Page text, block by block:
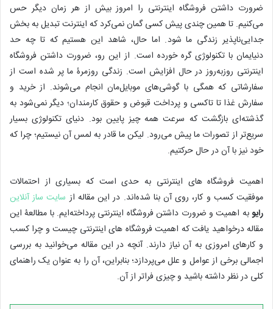
ضرورت داشتن فروشگاه اینترنتی را امروز بیش از هر زمان دیگر حس
می‌کنیم. تا همین چندی پیش کسی گمان نمی‌کرد که اینترنت تبدیل به بخش
جدایی‌ناپذیر زندگی ما شود. اما حال، شاهد این هستیم که تا چه حد
دنیایمان با تکنولوژی گره خورده است. از این رو، ضرورت داشتن فروشگاه
اینترنتی روزبه‌روز در حال افزایش است. زندگی روزمرۀ ما پر شده است از
سفارشاتی که همگی با گوشی‌های موبایل‌مان انجام می‌شوند. از خرید و
سفارش غذا تا تاکسی و پرداخت قبوض و حقوق کارمندان؛ دیگر نمی‌شود به
گذشته‌ای بازگشت که سرعت همه چیز پایین‌ بود. دنیای تکنولوژی بسیار
سریع‌تر از تصورات ما پیش می‌رود. لیکن ما قادر به لمس آن نیستیم؛ چرا که
خود نیز با آن در حال حرکتیم.
اهمیت فروشگاه های اینترنتی به حدی است که بسیاری از احتمالات
موفقیت کسب و کار، روی آن بنا شده‌اند. در این مقاله از سایت ساز آنلاین
رایوبه اهمیت و ضرورت داشتن فروشگاه اینترنتی پرداخته‌ایم. با مطالعۀ این
مقاله درخواهید یافت که اهمیت فروشگاه های اینترنتی چیست و چرا کسب
و کارهای امروزی به آن نیاز دارند. آنچه در این مقاله می‌خوانید به بررسی
اجمالی برخی از عوامل و علل می‌پردازد؛ بنابراین، آن را به عنوان یک راهنمای
کلی در نظر داشته باشید و چیزی فراتر از آن.